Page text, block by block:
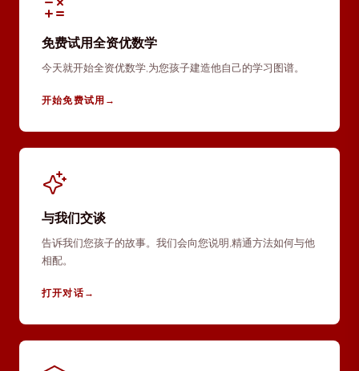
免费试用全资优数学
今天就开始全资优数学,为您孩子建造他自己的学习图谱。
开始免费试用 →
与我们交谈
告诉我们您孩子的故事。我们会向您说明,精通方法如何与他
相配。
打开对话→